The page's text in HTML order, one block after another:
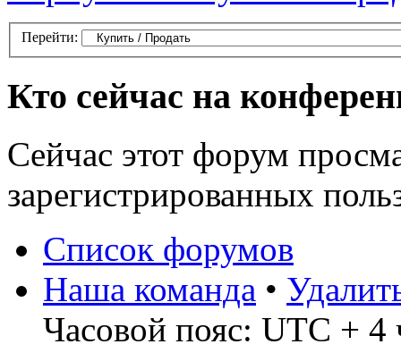
Перейти:
Кто сейчас на
Сейчас этот форум
зарегистрированных
Список форумов
Наша команда •
Часовой пояс: UTC + 4